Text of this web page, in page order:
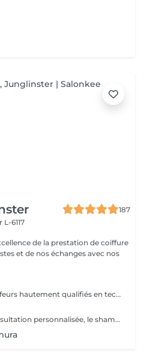
187
6117
et de nos échanges avec nos
Forfait EXPERTISE, nos coiffeurs hautement qualifiés en technique anglo-saxonne, en formation continu et diplômés d’une académie anglaise à Paris. Vous offre une séance d’une heure avec votre coach en suivi beauté. Ce pack inclus : 1 h de prestation Un diagnostique personnalisé Shampoing spécifique Haircare Conditioner spécifique Produit de coiffage Coupe Styling Produit de finition
Le pack comprend une consultation personnalisée, le shampooing et le conditionneur spécifiques REDKEN , le séchage et les produits de styling REDKEN * Tarifs à titre indicatifs à confirmer après la consultation personnalisée établit auprès de votre coiffeur/stylist/spécialiste * La direction se réserve le droit d’apporter des modifications pour le bon fonctionnement du salon